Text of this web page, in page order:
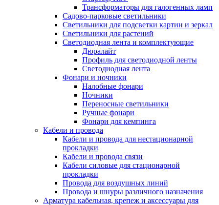
Трансформаторы для галогенных ламп
Садово-парковые светильники
Светильники для подсветки картин и зеркал
Светильники для растений
Светодиодная лента и комплектующие
Дюралайт
Профиль для светодиодной ленты
Светодиодная лента
Фонари и ночники
Налобные фонари
Ночники
Переносные светильники
Ручные фонари
Фонари для кемпинга
Кабели и провода
Кабели и провода для нестационарной
прокладки
Кабели и провода связи
Кабели силовые для стационарной
прокладки
Провода для воздушных линий
Провода и шнуры различного назначения
Арматура кабельная, крепеж и аксессуары для